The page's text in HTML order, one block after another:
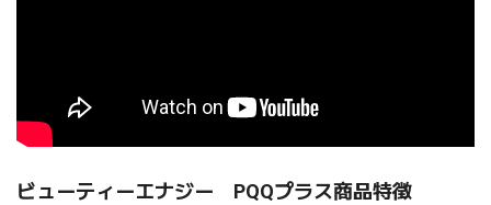
ビューティーエナジー PQQプラス商品特徴